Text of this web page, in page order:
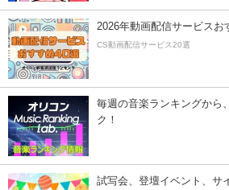
2026年動画配信サービスお
CS動画配信サービス20選
毎週の音楽ランキングから
ク！
試写会、登壇イベント、サ